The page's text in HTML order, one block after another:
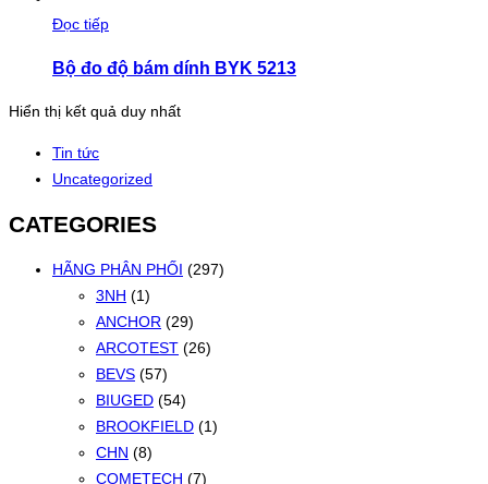
Đọc tiếp
Bộ đo độ bám dính BYK 5213
Hiển thị kết quả duy nhất
Tin tức
Uncategorized
CATEGORIES
HÃNG PHÂN PHỐI (297)
3NH (1)
ANCHOR (29)
ARCOTEST (26)
BEVS (57)
BIUGED (54)
BROOKFIELD (1)
CHN (8)
COMETECH (7)